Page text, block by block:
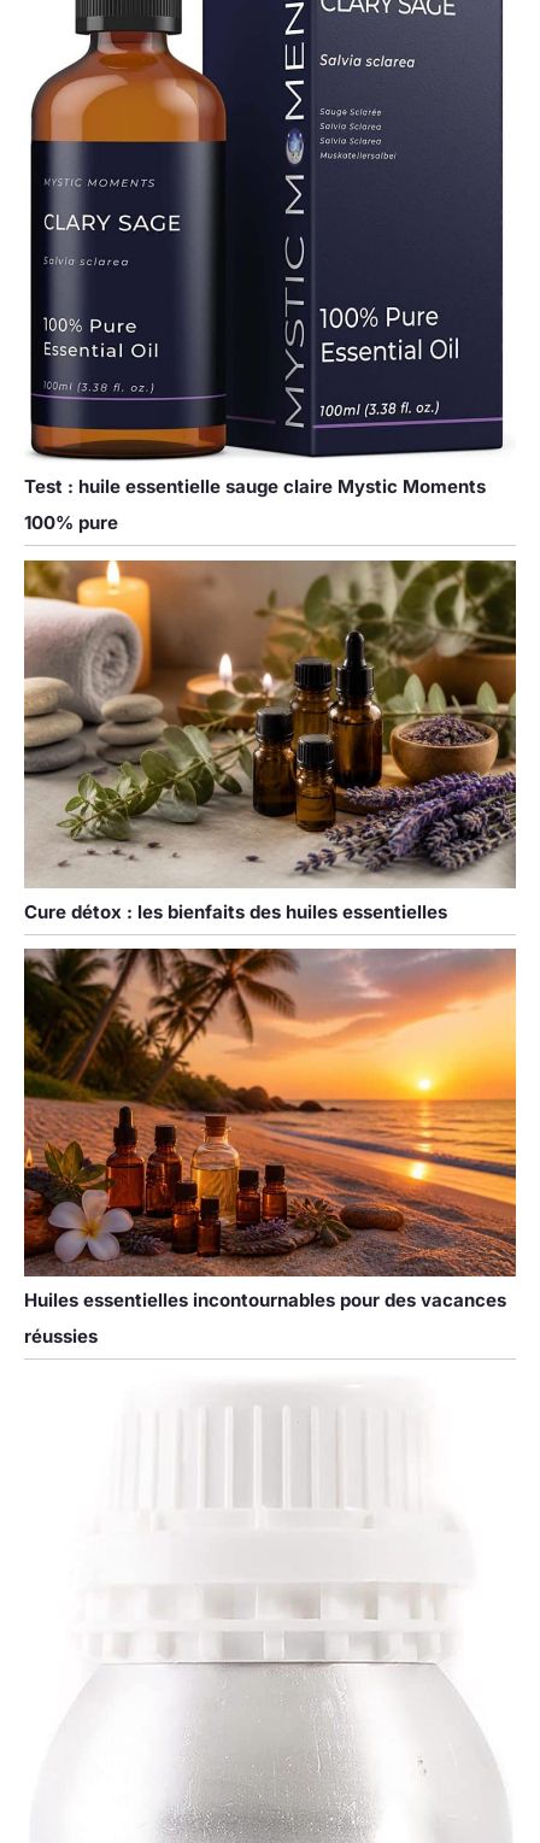
Test : huile essentielle sauge claire Mystic Moments
100% pure
Cure détox : les bienfaits des huiles essentielles
Huiles essentielles incontournables pour des vacances
réussies